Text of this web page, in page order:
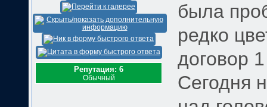
Репутация: 6
Обычный
была
редко
договор
Сегодня